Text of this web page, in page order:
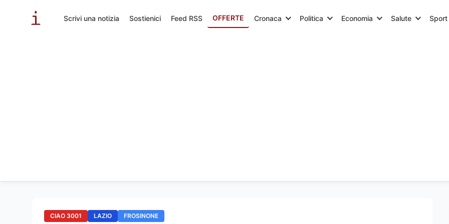
Scrivi una notizia Sostienici Feed RSS OFFERTE Cronaca Politica Economia Salute Sport
CIAO 3001 LAZIO FROSINONE